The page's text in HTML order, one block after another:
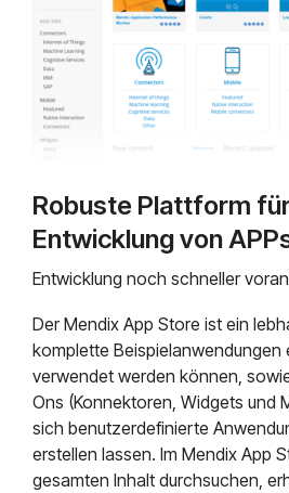
Robuste Plattform
Entwicklung von
Entwicklung noch schneller
Der Mendix App Store ist ein
komplette
verwendet werden können,
Ons (Konnektoren, Widgets und
sich benutzerdefinierte
erstellen lassen. Im Mendix App
gesamten Inhalt durchsuchen,